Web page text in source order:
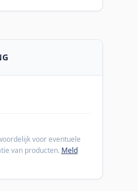
voor eventuele
van producten. Meld